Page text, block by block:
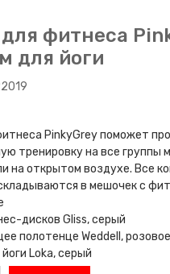
фитнеса
для йоги
PinkyGrey поможет
тренировку на все
на открытом воздухе. Все
в мешочек с
дисков Gliss, серый
полотенце Weddell, розовое
Loka, серый